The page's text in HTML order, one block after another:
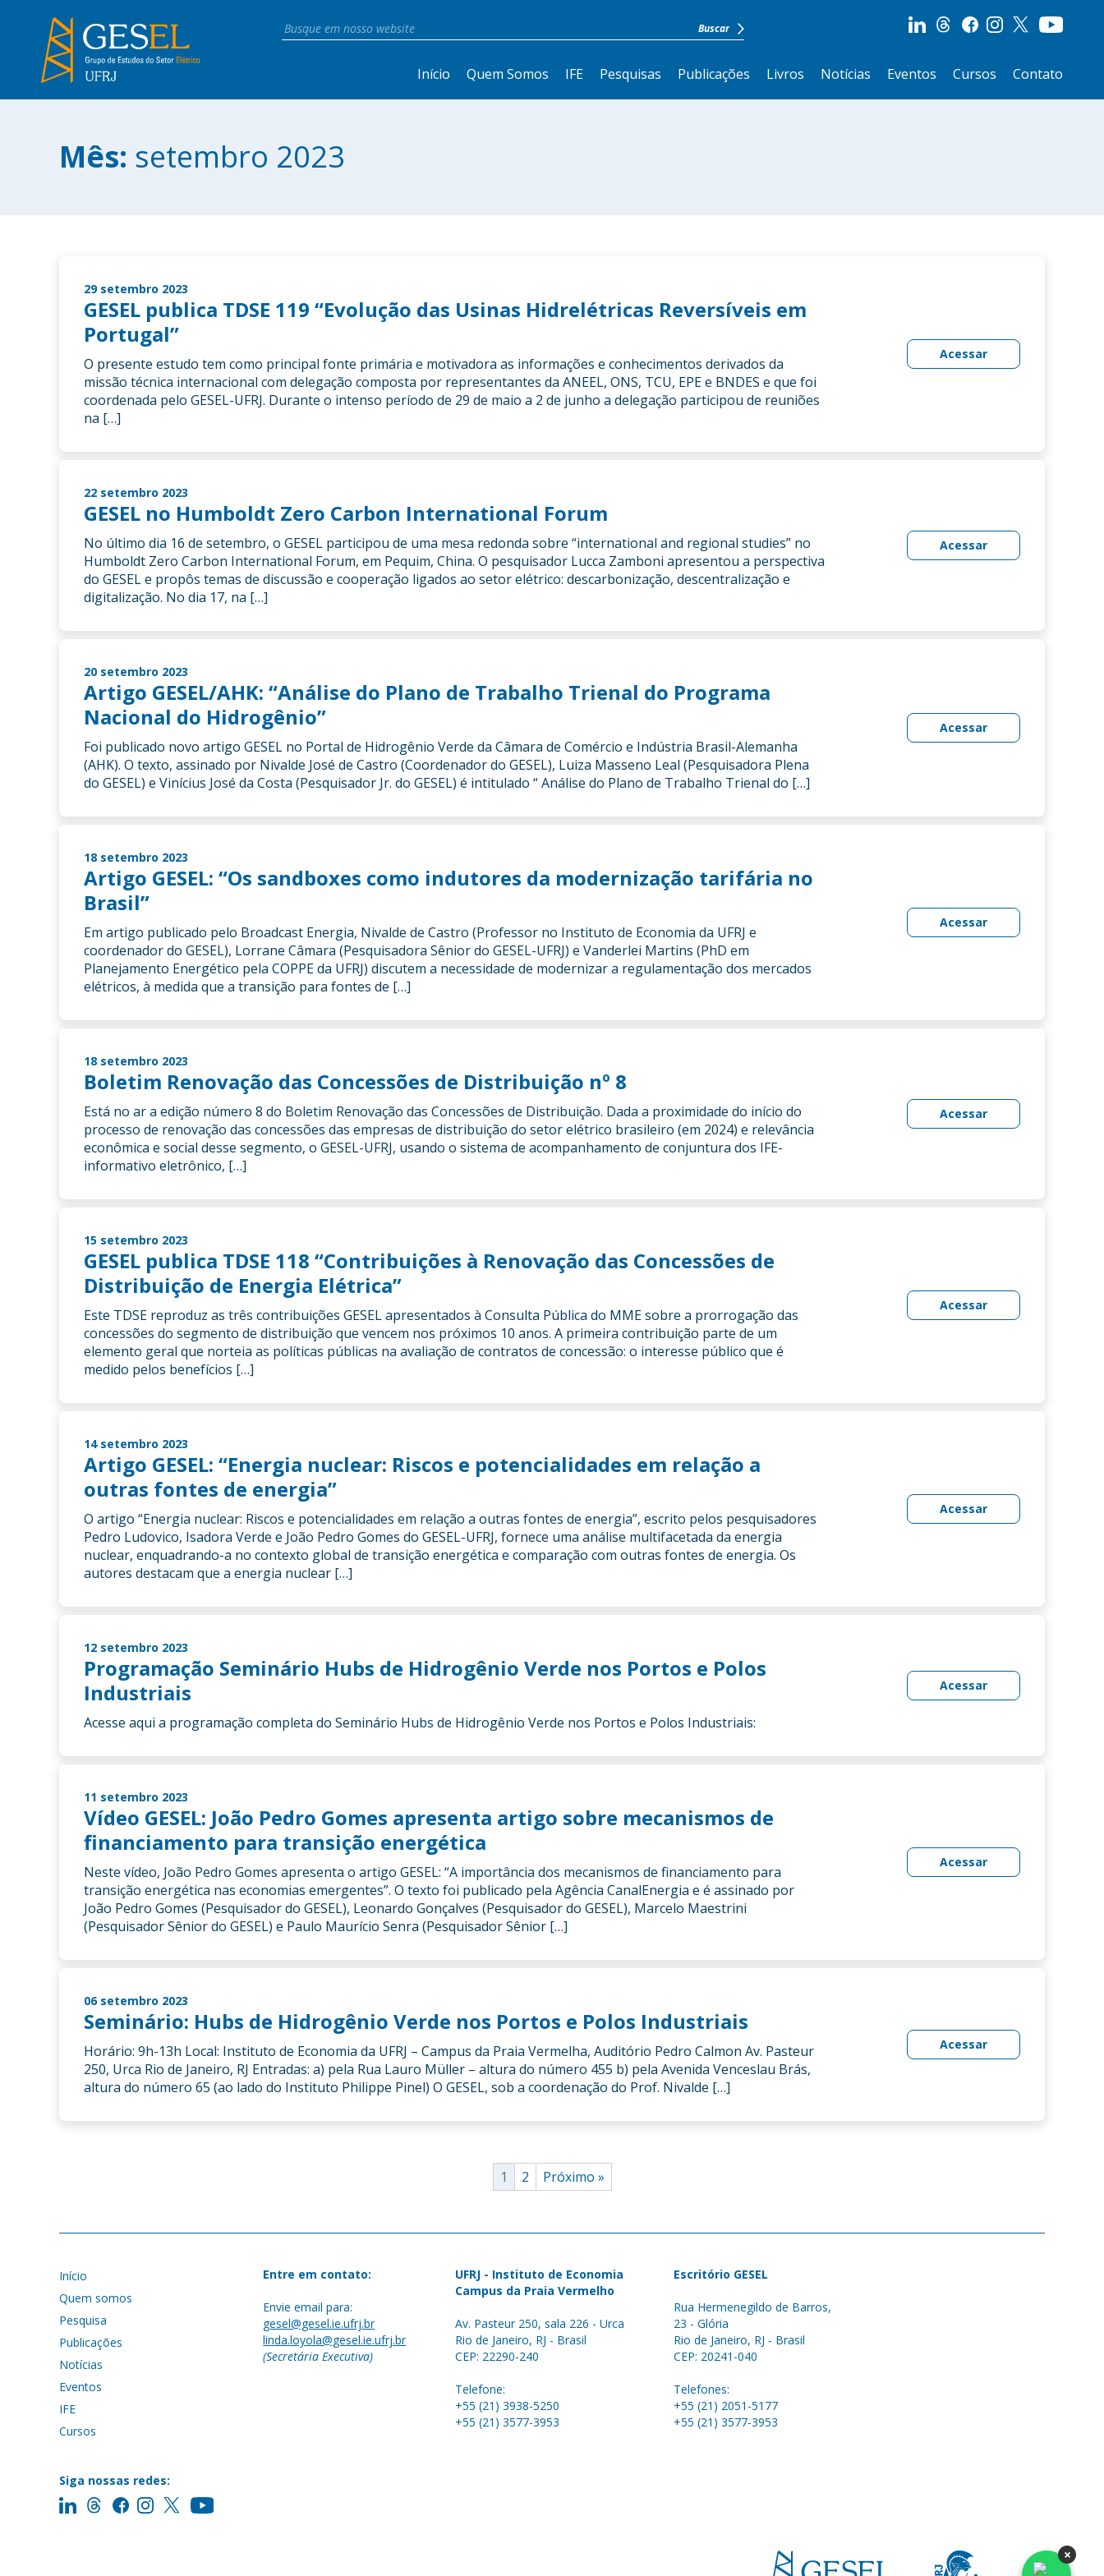
Início Quem Somos IFE Pesquisas Publicações Livros Notícias Eventos Cursos Contato
Mês: setembro 2023
29 setembro 2023
GESEL publica TDSE 119 “Evolução das Usinas Hidrelétricas Reversíveis em
Portugal”
O presente estudo tem como principal fonte primária e motivadora as informações e conhecimentos derivados da
missão técnica internacional com delegação composta por representantes da ANEEL, ONS, TCU, EPE e BNDES e que foi
coordenada pelo GESEL-UFRJ. Durante o intenso período de 29 de maio a 2 de junho a delegação participou de reuniões
na […]
Acessar
22 setembro 2023
GESEL no Humboldt Zero Carbon International Forum
No último dia 16 de setembro, o GESEL participou de uma mesa redonda sobre “international and regional studies” no
Humboldt Zero Carbon International Forum, em Pequim, China. ​O pesquisador Lucca Zamboni apresentou a perspectiva
do GESEL e propôs temas de discussão e cooperação ligados ao setor elétrico: descarbonização, descentralização e
digitalização. No dia 17, na […]
Acessar
20 setembro 2023
Artigo GESEL/AHK: “Análise do Plano de Trabalho Trienal do Programa
Nacional do Hidrogênio”
Foi publicado novo artigo GESEL no Portal de Hidrogênio Verde da Câmara de Comércio e Indústria Brasil-Alemanha
(AHK). O texto, assinado por Nivalde José de Castro (Coordenador do GESEL), Luiza Masseno Leal (Pesquisadora Plena
do GESEL) e Vinícius José da Costa (Pesquisador Jr. do GESEL) é intitulado “ Análise do Plano de Trabalho Trienal do […]
Acessar
18 setembro 2023
Artigo GESEL: “Os sandboxes como indutores da modernização tarifária no
Brasil”
Em artigo publicado pelo Broadcast Energia, Nivalde de Castro (Professor no Instituto de Economia da UFRJ e
coordenador do GESEL), Lorrane Câmara (Pesquisadora Sênior do GESEL-UFRJ) e Vanderlei Martins (PhD em
Planejamento Energético pela COPPE da UFRJ) discutem a necessidade de modernizar a regulamentação dos mercados
elétricos, à medida que a transição para fontes de […]
Acessar
18 setembro 2023
Boletim Renovação das Concessões de Distribuição nº 8
Está no ar a edição número 8 do Boletim Renovação das Concessões de Distribuição. Dada a proximidade do início do
processo de renovação das concessões das empresas de distribuição do setor elétrico brasileiro (em 2024) e relevância
econômica e social desse segmento, o GESEL-UFRJ, usando o sistema de acompanhamento de conjuntura dos IFE-
informativo eletrônico, […]
Acessar
15 setembro 2023
GESEL publica TDSE 118 “Contribuições à Renovação das Concessões de
Distribuição de Energia Elétrica”
Este TDSE reproduz as três contribuições GESEL apresentados à Consulta Pública do MME sobre a prorrogação das
concessões do segmento de distribuição que vencem nos próximos 10 anos. A primeira contribuição parte de um
elemento geral que norteia as políticas públicas na avaliação de contratos de concessão: o interesse público que é
medido pelos benefícios […]
Acessar
14 setembro 2023
Artigo GESEL: “Energia nuclear: Riscos e potencialidades em relação a
outras fontes de energia”
O artigo “Energia nuclear: Riscos e potencialidades em relação a outras fontes de energia”, escrito pelos pesquisadores
Pedro Ludovico, Isadora Verde e João Pedro Gomes do GESEL-UFRJ, fornece uma análise multifacetada da energia
nuclear, enquadrando-a no contexto global de transição energética e comparação com outras fontes de energia. Os
autores destacam que a energia nuclear […]
Acessar
12 setembro 2023
Programação Seminário Hubs de Hidrogênio Verde nos Portos e Polos
Industriais
Acesse aqui a programação completa do Seminário Hubs de Hidrogênio Verde nos Portos e Polos Industriais:
Acessar
11 setembro 2023
Vídeo GESEL: João Pedro Gomes apresenta artigo sobre mecanismos de
financiamento para transição energética
Neste vídeo, João Pedro Gomes apresenta o artigo GESEL: “A importância dos mecanismos de financiamento para
transição energética nas economias emergentes”. O texto foi publicado pela Agência CanalEnergia e é assinado por
João Pedro Gomes (Pesquisador do GESEL), Leonardo Gonçalves (Pesquisador do GESEL), Marcelo Maestrini
(Pesquisador Sênior do GESEL) e Paulo Maurício Senra (Pesquisador Sênior […]
Acessar
06 setembro 2023
Seminário: Hubs de Hidrogênio Verde nos Portos e Polos Industriais
Horário: 9h-13h Local: Instituto de Economia da UFRJ – Campus da Praia Vermelha, Auditório Pedro Calmon Av. Pasteur
250, Urca Rio de Janeiro, RJ Entradas: a) pela Rua Lauro Müller – altura do número 455 b) pela Avenida Venceslau Brás,
altura do número 65 (ao lado do Instituto Philippe Pinel) O GESEL, sob a coordenação do Prof. Nivalde […]
Acessar
1 2 Próximo »
Início
Quem somos
Pesquisa
Publicações
Notícias
Eventos
IFE
Cursos
Siga nossas redes:
Entre em contato:
Envie email para:
gesel@gesel.ie.ufrj.br
linda.loyola@gesel.ie.ufrj.br
(Secretária Executiva)
UFRJ - Instituto de Economia
Campus da Praia Vermelho
Av. Pasteur 250, sala 226 - Urca
Rio de Janeiro, RJ - Brasil
CEP: 22290-240
Telefone:
+55 (21) 3938-5250
+55 (21) 3577-3953
Escritório GESEL
Rua Hermenegildo de Barros,
23 - Glória
Rio de Janeiro, RJ - Brasil
CEP: 20241-040
Telefones:
+55 (21) 2051-5177
+55 (21) 3577-3953
×